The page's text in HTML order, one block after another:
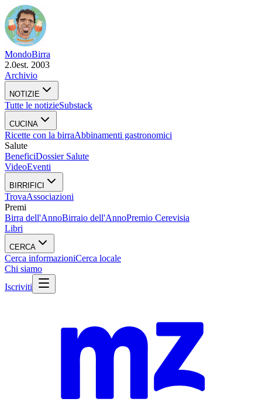
MondoBirra
2.0est. 2003
Archivio
NOTIZIE
Tutte le notizieSubstack
CUCINA
Ricette con la birraAbbinamenti gastronomici
Salute
BeneficiDossier Salute
VideoEventi
BIRRIFICI
TrovaAssociazioni
Premi
Birra dell'AnnoBirraio dell'AnnoPremio Cerevisia
Libri
CERCA
Cerca informazioniCerca locale
Chi siamo
Iscriviti